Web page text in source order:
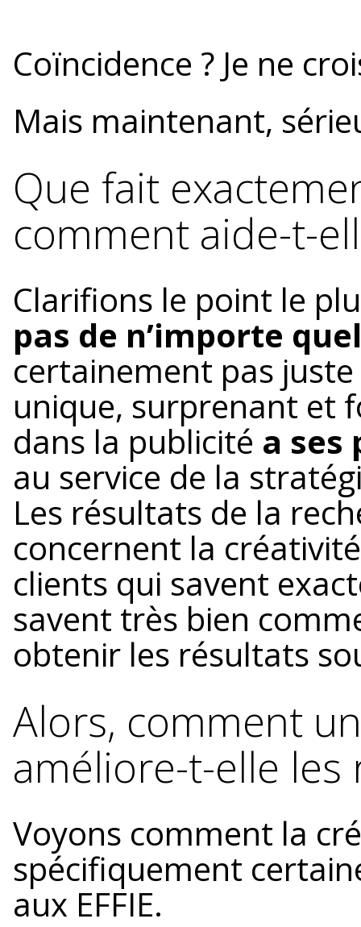
Coïncidence ? Je ne
Mais maintenant,
Que fait
comment aide-t-
Clarifions le point le
pas de n’importe
certainement pas juste
unique, surprenant et
dans la publicité a ses
au service de la
Les résultats de la
concernent la
clients qui savent
savent très bien
obtenir les résultats
Alors, comment
améliore-t-elle les
Voyons comment la
spécifiquement
aux EFFIE.